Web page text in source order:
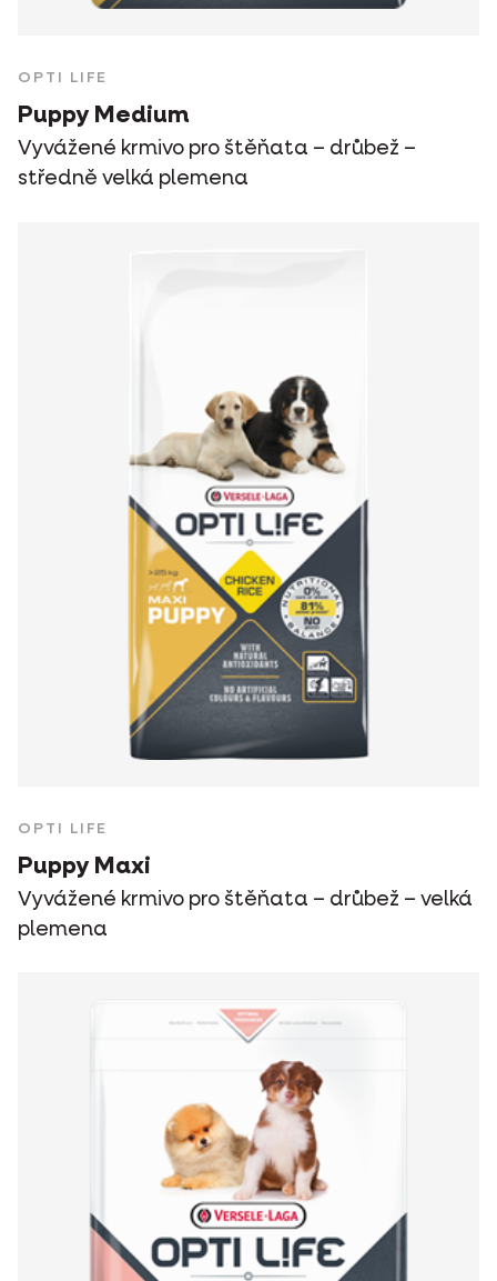
OPTI LIFE
Puppy Medium
Vyvážené krmivo pro štěňata – drůbež –
středně velká plemena
OPTI LIFE
Puppy Maxi
Vyvážené krmivo pro štěňata – drůbež – velká
plemena